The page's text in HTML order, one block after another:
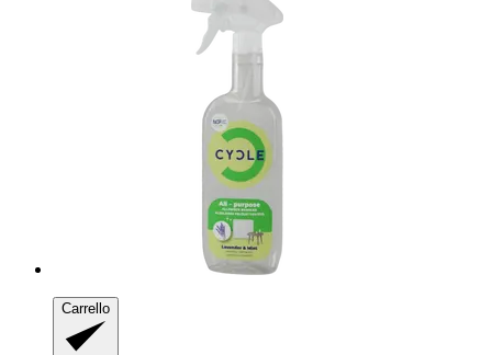
Carrello